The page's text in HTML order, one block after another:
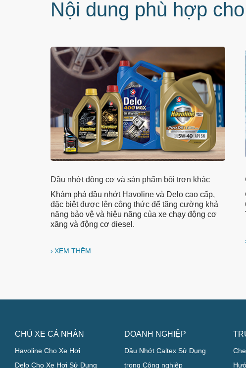
Nội dung phù hợp
Dầu nhớt động cơ và sản phẩm bôi trơn khác
Khám phá dầu nhớt Havoline và Delo cao cấp,
đặc biệt được lên công thức để tăng cường khả
năng bảo vệ và hiệu năng của xe chạy động cơ
xăng và động cơ diesel.
XEM THÊM
CHỦ XE CÁ NHÂN
Havoline Cho Xe Hơi
Delo Cho Xe Hơi Sử Dụng
DOANH NGHIỆP
Dầu Nhớt Caltex Sử Dụng
trong Công nghiệp